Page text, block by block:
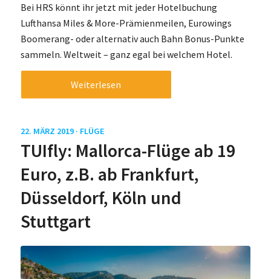
Bei HRS könnt ihr jetzt mit jeder Hotelbuchung
Lufthansa Miles & More-Prämienmeilen, Eurowings
Boomerang- oder alternativ auch Bahn Bonus-Punkte
sammeln. Weltweit – ganz egal bei welchem Hotel.
Weiterlesen
22. MÄRZ 2019 · FLÜGE
TUIfly: Mallorca-Flüge ab 19
Euro, z.B. ab Frankfurt,
Düsseldorf, Köln und
Stuttgart